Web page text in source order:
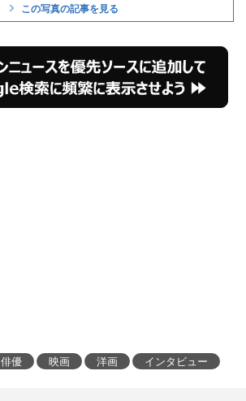
この写真の記事を見る
俳優 映画 洋画 インタビュー